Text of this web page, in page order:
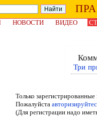
НОВОСТИ ВИДЕО
Три
Только
Пожалуйста
(Для регистрации надо